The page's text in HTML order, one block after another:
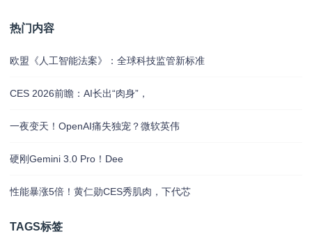
热门内容
欧盟《人工智能法案》：全球科技监管新标准
CES 2026前瞻：AI长出“肉身”，
一夜变天！OpenAI痛失独宠？微软英伟
硬刚Gemini 3.0 Pro！Dee
性能暴涨5倍！黄仁勋CES秀肌肉，下代芯
TAGS标签